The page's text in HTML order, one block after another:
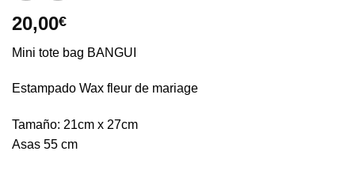
20,00€
Mini tote bag BANGUI
Estampado Wax fleur de mariage
Tamaño: 21cm x 27cm
Asas 55 cm